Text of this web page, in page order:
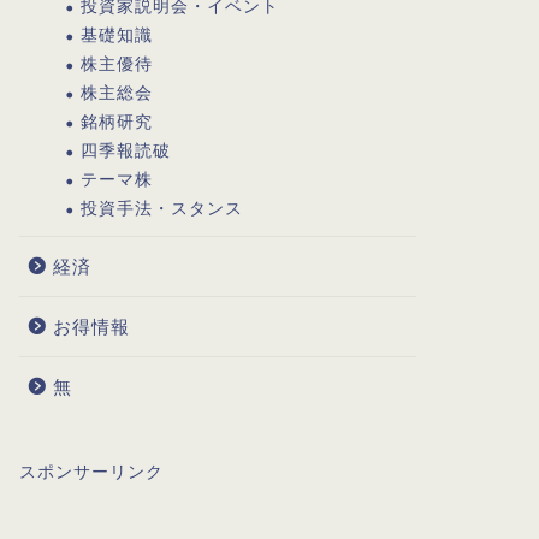
投資家説明会・イベント
基礎知識
株主優待
株主総会
銘柄研究
四季報読破
テーマ株
投資手法・スタンス
経済
お得情報
無
スポンサーリンク